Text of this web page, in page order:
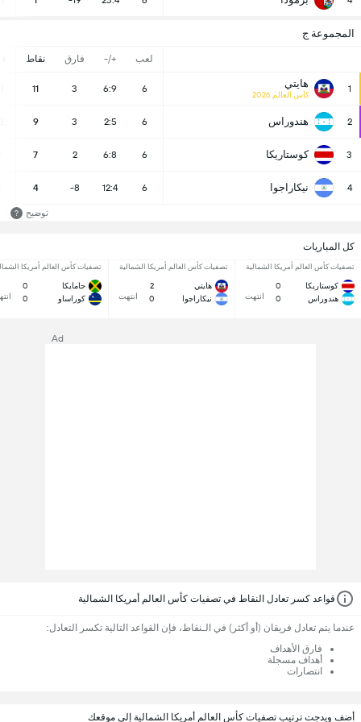
المجموعة ج
لعب +/- فارق نقاط
1 هايتي
كأس العالم 2026
6
6:9
3
11
2 هندوراس 6
2:5
3
9
3 كوستاريكا 6
6:8
2
7
4 نيكاراجوا 6
12:4
-8
4
توضيح ?
كل المباريات
تصفيات كأس العالم أمريكا الشمالية
كوستاريكا
0
هندوراس
0 انتهت
تصفيات كأس العالم أمريكا الشمالية
هايتي
2
نيكاراجوا
0 انتهت
تصفيات كأس العالم أمريكا
جامايكا
0
كوراساو
0
Ad
قواعد كسر تعادل النقاط في تصفيات كأس العالم أمريكا الشمالية
عندما يتم تعادل فريقان (أو أكثر) في الـنقاط، فإن القواعد التالية تكسر التعادل:
فارق الأهداف
أهداف مسجلة
انتصارات
أضف ويدجت ترتيب تصفيات كأس العالم أمريكا الشمالية إلى موقعك